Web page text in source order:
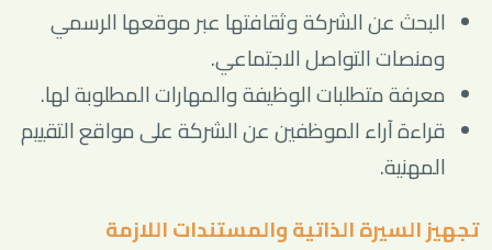
البحث عن الشركة وثقافتها عبر موقعها الرسمي
ومنصات التواصل الاجتماعي.
معرفة متطلبات الوظيفة والمهارات المطلوبة لها.
قراءة آراء الموظفين عن الشركة على مواقع التقييم
المهنية.
تجهيز السيرة الذاتية والمستندات اللازمة